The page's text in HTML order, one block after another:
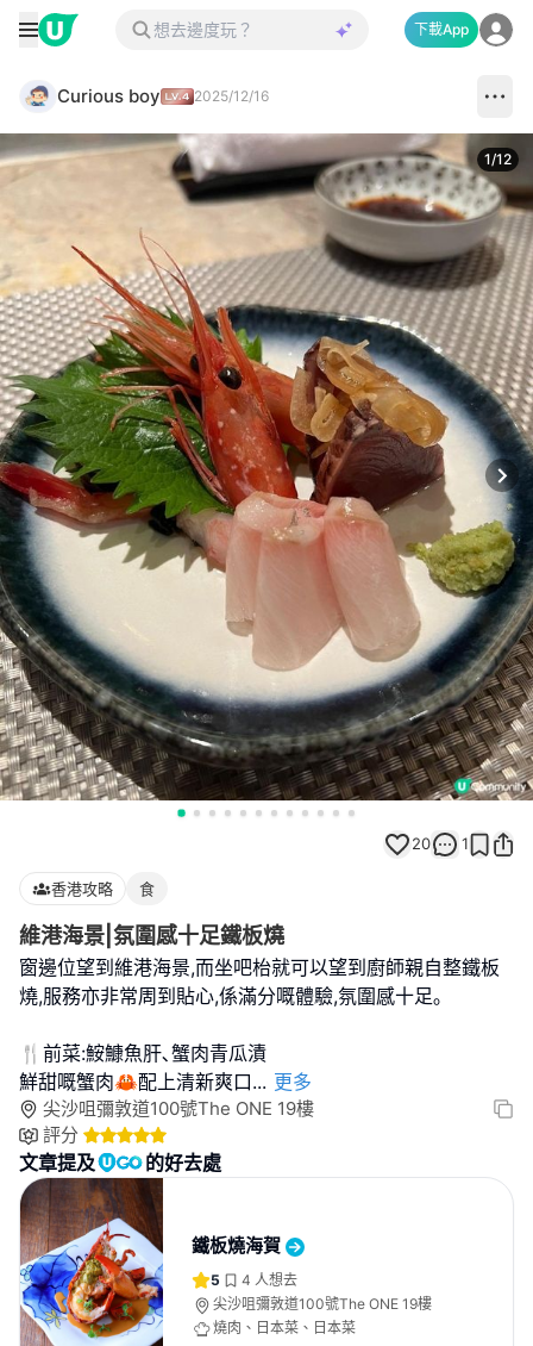
下載App
Curious boy 2025/12/16
1/12
20 1
香港攻略 食
維港海景|氛圍感十足鐵板燒
窗邊位望到維港海景,而坐吧枱就可以望到廚師親自整鐵板
燒,服務亦非常周到貼心,係滿分嘅體驗,氛圍感十足｡
🍴前菜:鮟鱇魚肝､蟹肉青瓜漬
鮮甜嘅蟹肉🦀配上清新爽口... 更多
尖沙咀彌敦道100號The ONE 19樓
評分
文章提及 的好去處
鐵板燒海賀
5 4 人想去
尖沙咀彌敦道100號The ONE 19樓
燒肉、日本菜、日本菜